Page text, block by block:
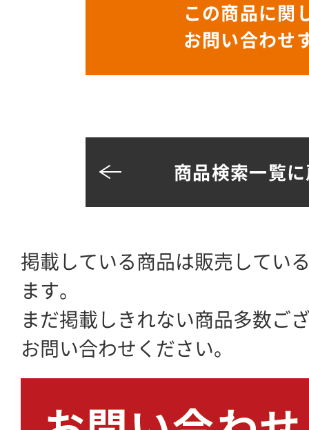
この商品に関
お問い合わせ
商品検索一覧
掲載している商品は販売してい
ます。
まだ掲載しきれない商品多数ご
お問い合わせください。